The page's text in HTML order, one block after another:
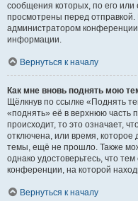
сообщения которых, по его
просмотрены перед отправкой.
администратором
информации.
Вернуться к началу
Как мне вновь поднять мою
Щёлкнув по ссылке «Поднять
«поднять» её в верхнюю часть
происходит, то это означает,
отключена, или время, которое
темы, ещё не прошло. Также
однако удостоверьтесь, что
конференции, на которой
Вернуться к началу